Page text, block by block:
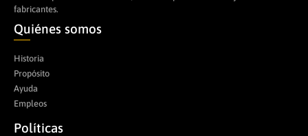
fabricantes.
Quiénes somos
Historia
Propósito
Ayuda
Empleos
Políticas